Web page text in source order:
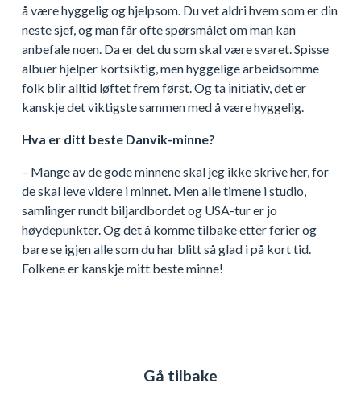
å være hyggelig og hjelpsom. Du vet aldri hvem som er din
neste sjef, og man får ofte spørsmålet om man kan
anbefale noen. Da er det du som skal være svaret. Spisse
albuer hjelper kortsiktig, men hyggelige arbeidsomme
folk blir alltid løftet frem først. Og ta initiativ, det er
kanskje det viktigste sammen med å være hyggelig.
Hva er ditt beste Danvik-minne?
– Mange av de gode minnene skal jeg ikke skrive her, for
de skal leve videre i minnet. Men alle timene i studio,
samlinger rundt biljardbordet og USA-tur er jo
høydepunkter. Og det å komme tilbake etter ferier og
bare se igjen alle som du har blitt så glad i på kort tid.
Folkene er kanskje mitt beste minne!
Gå tilbake